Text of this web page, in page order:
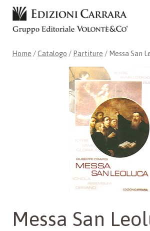
Salta
contenuto
Home /Catalogo / Partiture / Messa San
Messa San